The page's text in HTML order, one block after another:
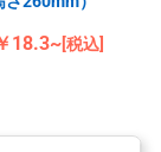
18.3~[税込]